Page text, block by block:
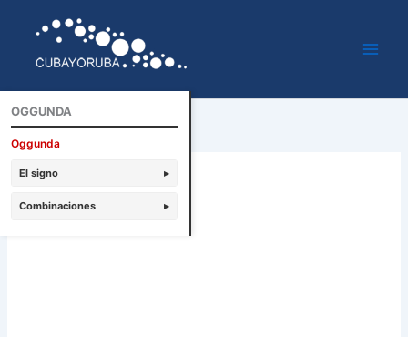
contenido
OGGUNDA
Oggunda
El signo ▸
Combinaciones ▸